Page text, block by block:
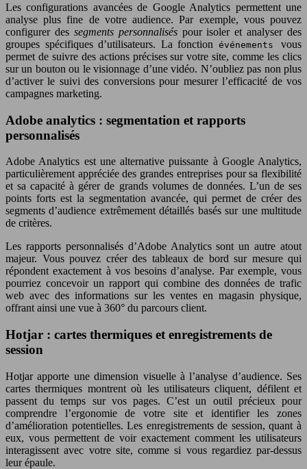
Les configurations avancées de Google Analytics permettent une
analyse plus fine de votre audience. Par exemple, vous pouvez
configurer des segments personnalisés pour isoler et analyser des
groupes spécifiques d’utilisateurs. La fonction événements vous
permet de suivre des actions précises sur votre site, comme les clics
sur un bouton ou le visionnage d’une vidéo. N’oubliez pas non plus
d’activer le suivi des conversions pour mesurer l’efficacité de vos
campagnes marketing.
Adobe analytics : segmentation et rapports
personnalisés
Adobe Analytics est une alternative puissante à Google Analytics,
particulièrement appréciée des grandes entreprises pour sa flexibilité
et sa capacité à gérer de grands volumes de données. L’un de ses
points forts est la segmentation avancée, qui permet de créer des
segments d’audience extrêmement détaillés basés sur une multitude
de critères.
Les rapports personnalisés d’Adobe Analytics sont un autre atout
majeur. Vous pouvez créer des tableaux de bord sur mesure qui
répondent exactement à vos besoins d’analyse. Par exemple, vous
pourriez concevoir un rapport qui combine des données de trafic
web avec des informations sur les ventes en magasin physique,
offrant ainsi une vue à 360° du parcours client.
Hotjar : cartes thermiques et enregistrements de
session
Hotjar apporte une dimension visuelle à l’analyse d’audience. Ses
cartes thermiques montrent où les utilisateurs cliquent, défilent et
passent du temps sur vos pages. C’est un outil précieux pour
comprendre l’ergonomie de votre site et identifier les zones
d’amélioration potentielles. Les enregistrements de session, quant à
eux, vous permettent de voir exactement comment les utilisateurs
interagissent avec votre site, comme si vous regardiez par-dessus
leur épaule.